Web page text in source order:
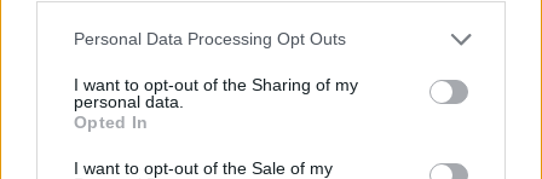
Personal Data Processing Opt Outs
I want to opt-out of the Sharing of my
personal data.
Opted In
I want to opt-out of the Sale of my